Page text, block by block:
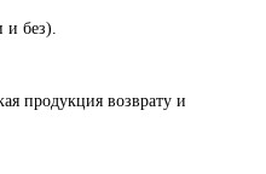
и без).
продукция возврату и